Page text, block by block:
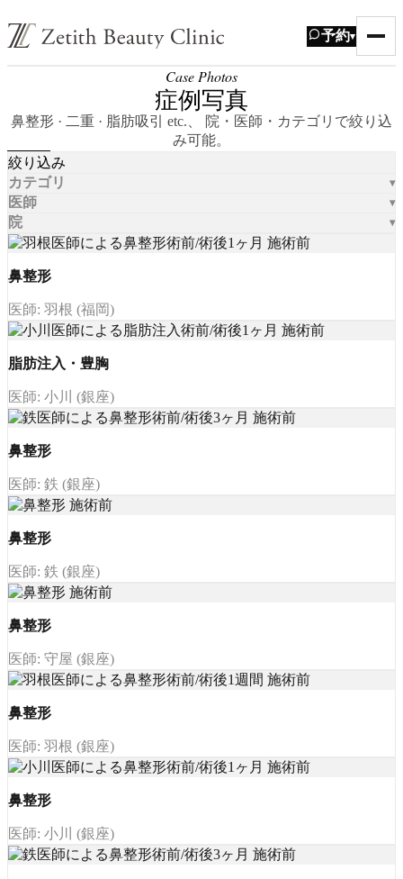
予約▾
Case Photos
症例写真
鼻整形 · 二重 · 脂肪吸引 etc.、 院・医師・カテゴリで絞り込
み可能。
絞り込み
カテゴリ
医師
院
鼻整形
医師: 羽根 (福岡)
脂肪注入・豊胸
医師: 小川 (銀座)
鼻整形
医師: 鉄 (銀座)
鼻整形
医師: 鉄 (銀座)
鼻整形
医師: 守屋 (銀座)
鼻整形
医師: 羽根 (銀座)
鼻整形
医師: 小川 (銀座)